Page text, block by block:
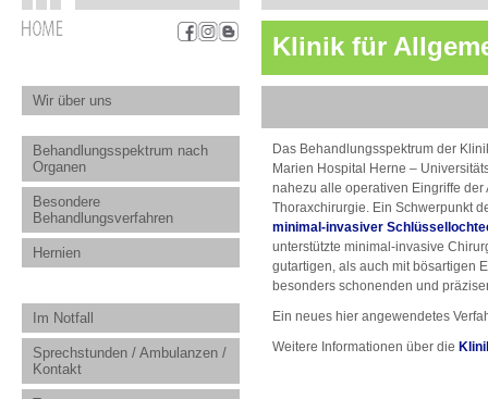
Klinik für
Wir über uns
Behandlungsspektrum nach
Organen
Besondere
Behandlungsverfahren
Hernien
Im Notfall
Sprechstunden / Ambulanzen /
Kontakt
Das Behandlungsspektrum der
Marien Hospital Herne –
nahezu alle operativen Eingriffe
Thoraxchirurgie. Ein Schwerpunkt
minimal-invasiver
unterstützte minimal-invasive
gutartigen, als auch mit bösartigen
besonders schonenden und
Ein neues hier angewendetes
Weitere Informationen über die